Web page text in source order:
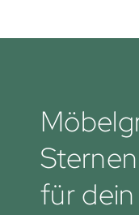
für